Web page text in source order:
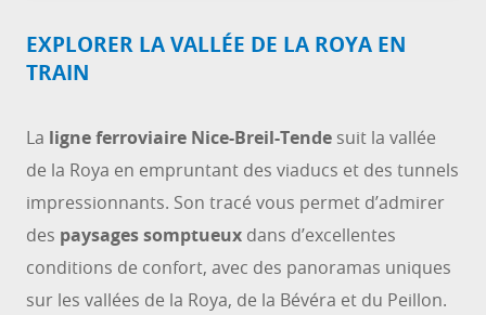
EXPLORER LA VALLÉE DE LA ROYA EN
TRAIN
La ligne ferroviaire Nice-Breil-Tende suit la vallée
de la Roya en empruntant des viaducs et des tunnels
impressionnants. Son tracé vous permet d’admirer
des paysages somptueux dans d’excellentes
conditions de confort, avec des panoramas uniques
sur les vallées de la Roya, de la Bévéra et du Peillon.